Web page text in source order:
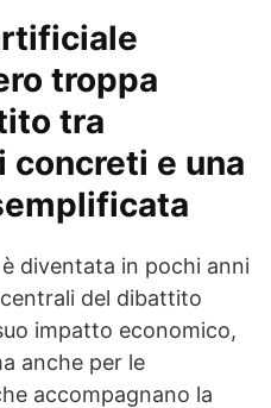
troppa
tra
concreti e una
è diventata in pochi anni
del dibattito
impatto economico,
anche per le
accompagnano la